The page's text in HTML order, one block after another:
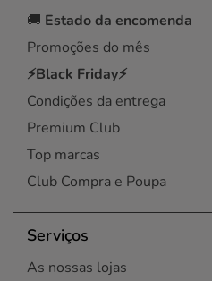
🚚 Estado da encomenda
Promoções do mês
⚡Black Friday⚡
Condições da entrega
Premium Club
Top marcas
Club Compra e Poupa
Serviços
As nossas lojas